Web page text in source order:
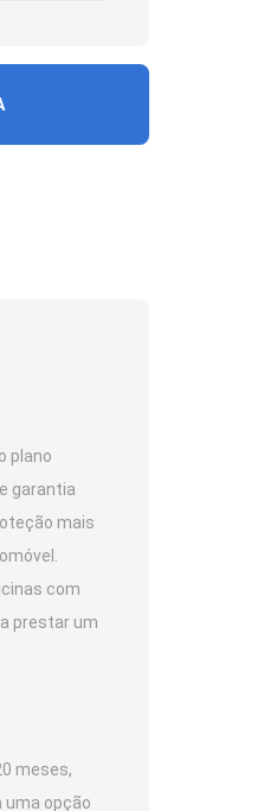
plano
garantia
mais
com
prestar um
meses,
uma opção